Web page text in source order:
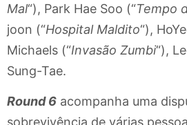
Mal“), Park Hae Soo (“Tempo
joon (“Hospital Maldito“),
Michaels (“Invasão Zumbi“),
Sung-Tae.
Round 6 acompanha uma
sobrevivência de várias